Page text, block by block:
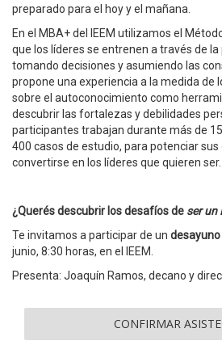
preparado para el hoy y el mañana.
En el MBA+ del IEEM utilizamos el
que los líderes se entrenen a través de
tomando decisiones y asumiendo las
propone una experiencia a la medida de
sobre el autoconocimiento como
descubrir las fortalezas y debilidades
participantes trabajan durante más de
400 casos de estudio, para potenciar
convertirse en los líderes que quieren ser.
¿Querés descubrir los desafíos de ser un
Te invitamos a participar de un
junio, 8:30 horas, en el IEEM.
Presenta: Joaquín Ramos, decano y
CONFIRMAR